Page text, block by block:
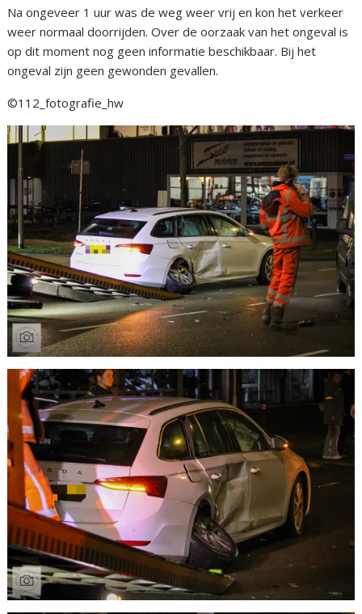
Na ongeveer 1 uur was de weg weer vrij en kon het verkeer
weer normaal doorrijden. Over de oorzaak van het ongeval is
op dit moment nog geen informatie beschikbaar. Bij het
ongeval zijn geen gewonden gevallen.
©112_fotografie_hw